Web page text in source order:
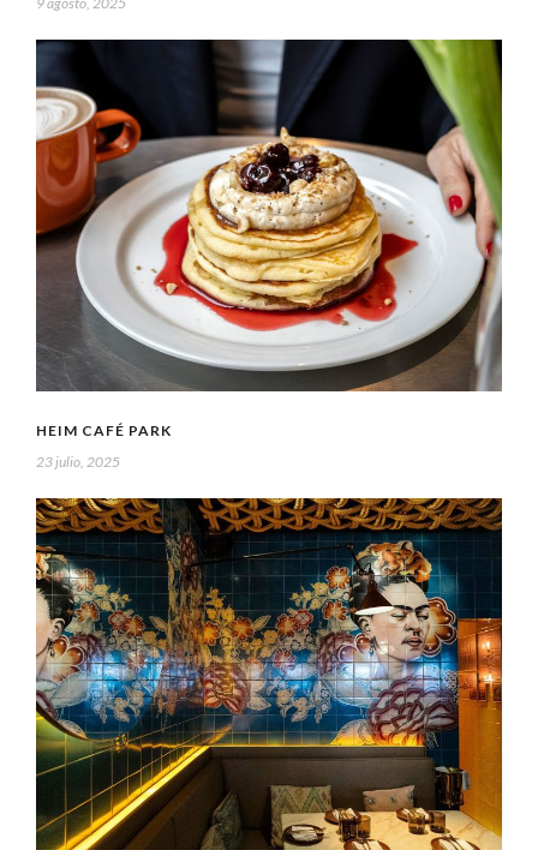
HEIM CAFÉ PARK
23 julio, 2025